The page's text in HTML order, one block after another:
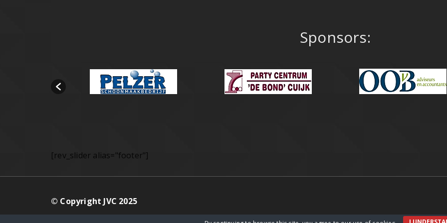
Sponsors:
[rev_slider alias="footer"]
© Copyright JVC 2025